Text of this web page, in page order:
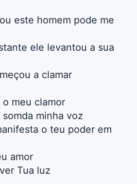
este homem pode me
ele levantou a sua
a clamar
meu clamor
minha voz
o teu poder em
amor
Tua luz